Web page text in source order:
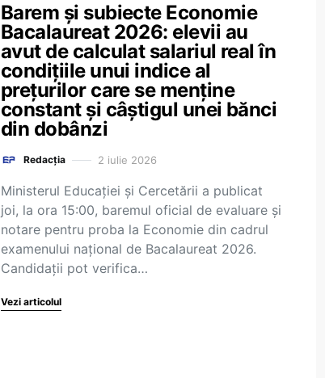
Barem și subiecte Economie
Bacalaureat 2026: elevii au
avut de calculat salariul real în
condițiile unui indice al
prețurilor care se menține
constant și câștigul unei bănci
din dobânzi
Redacția 2 iulie 2026
Ministerul Educației și Cercetării a publicat
joi, la ora 15:00, baremul oficial de evaluare și
notare pentru proba la Economie din cadrul
examenului național de Bacalaureat 2026.
Candidații pot verifica…
Vezi articolul